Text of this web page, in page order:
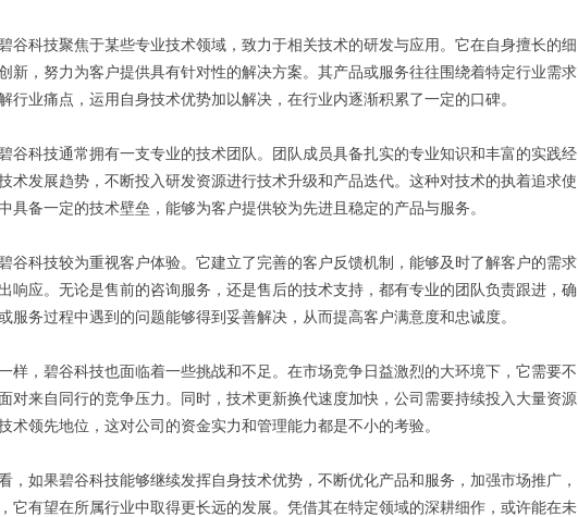
谷科技聚焦于某些专业技术领域，致力于相关技术的研发与应用。它在自身擅长的细
新，努力为客户提供具有针对性的解决方案。其产品或服务往往围绕着特定行业需求
行业痛点，运用自身技术优势加以解决，在行业内逐渐积累了一定的口碑。
谷科技通常拥有一支专业的技术团队。团队成员具备扎实的专业知识和丰富的实践经
术发展趋势，不断投入研发资源进行技术升级和产品迭代。这种对技术的执着追求使
具备一定的技术壁垒，能够为客户提供较为先进且稳定的产品与服务。
谷科技较为重视客户体验。它建立了完善的客户反馈机制，能够及时了解客户的需求
响应。无论是售前的咨询服务，还是售后的技术支持，都有专业的团队负责跟进，确
服务过程中遇到的问题能够得到妥善解决，从而提高客户满意度和忠诚度。
样，碧谷科技也面临着一些挑战和不足。在市场竞争日益激烈的大环境下，它需要不
对来自同行的竞争压力。同时，技术更新换代速度加快，公司需要持续投入大量资源
术领先地位，这对公司的资金实力和管理能力都是不小的考验。
，如果碧谷科技能够继续发挥自身技术优势，不断优化产品和服务，加强市场推广，
它有望在所属行业中取得更长远的发展。凭借其在特定领域的深耕细作，或许能在未